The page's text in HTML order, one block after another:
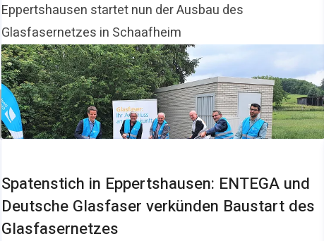
Eppertshausen startet nun der Ausbau des
Glasfasernetzes in Schaafheim
Spatenstich in Eppertshausen: ENTEGA und
Deutsche Glasfaser verkünden Baustart des
Glasfasernetzes